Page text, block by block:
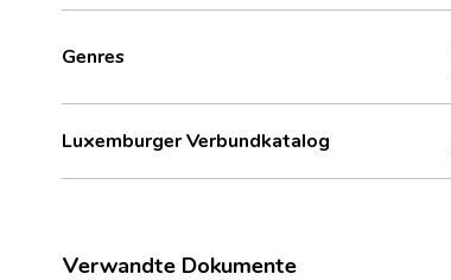
Genres
Luxemburger Verbundkatalog
Verwandte Dokumente